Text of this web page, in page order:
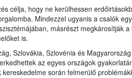
célja, hogy ne kerülhessen
Mindezzel ugyanis a csalók
másrészt megkárosítják a
is.
Szlovákia, Szlovénia és
az egyes országok
során felmerülő